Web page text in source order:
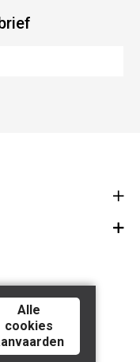
Alle
cookies